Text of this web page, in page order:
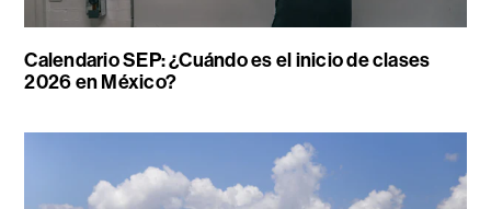
Calendario SEP: ¿Cuándo es el inicio de clases
2026 en México?